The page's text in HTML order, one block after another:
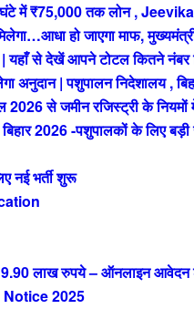
में ₹75,000 तक लोन ,
हो जाएगा माफ, मुख्यमंत्री
से देखें आपने टोटल कितने नंबर
अनुदान | पशुपालन निदेशालय ,
से जमीन रजिस्ट्री के नियमों
2026 -पशुपालकों के लिए
नई भर्ती शुरू
9.90 लाख रुपये – ऑनलाइन
2025